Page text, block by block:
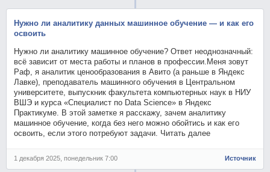
Нужно ли аналитику данных машинное обучение — и как его
освоить
Нужно ли аналитику машинное обучение? Ответ неоднозначный:
всё зависит от места работы и планов в профессии.Меня зовут
Раф, я аналитик ценообразования в Авито (а раньше в Яндекс
Лавке), преподаватель машинного обучения в Центральном
университете, выпускник факультета компьютерных наук в НИУ
ВШЭ и курса «Специалист по Data Science» в Яндекс
Практикуме. В этой заметке я расскажу, зачем аналитику
машинное обучение, когда без него можно обойтись и как его
освоить, если этого потребуют задачи. Читать далее
1 декабря 2025, понедельник 7:00 Источник